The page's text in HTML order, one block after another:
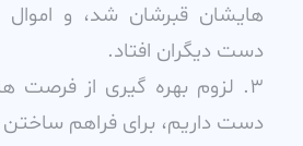
هايشان قبرشان شد، و
دست ديگران افتاد.
3. لزوم بهره گيرى از فرصت
دست داريم، براى فراهم